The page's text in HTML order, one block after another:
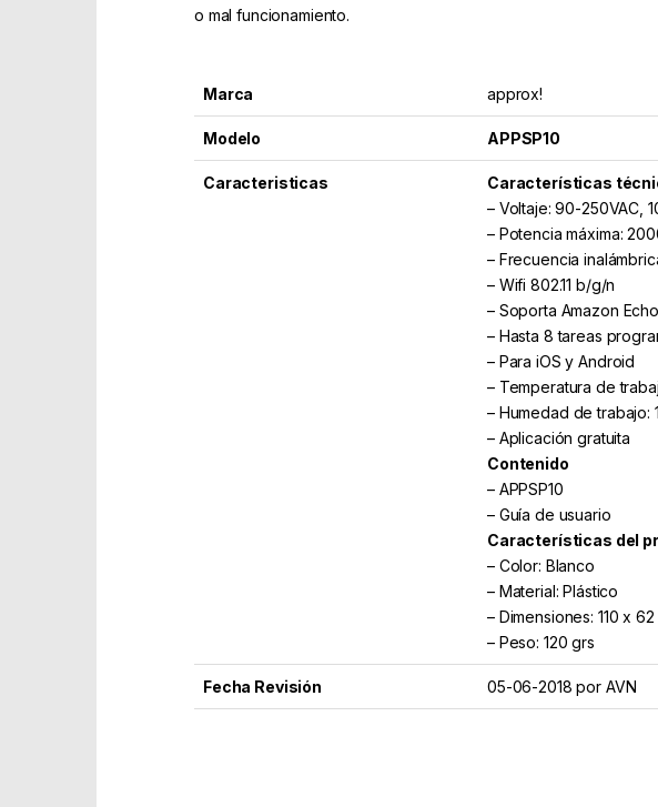
o mal funcionamiento.
Marca approx!
Modelo APPSP10
Caracteristicas
Características
– Voltaje: 90-250VAC,
– Potencia máxima:
– Frecuencia
– Wifi 802.11 b/g/n
– Soporta Amazon
– Hasta 8 tareas
– Para iOS y Android
– Temperatura de
– Humedad de trabajo:
– Aplicación gratuita
Contenido
– APPSP10
– Guía de usuario
Características del
– Color: Blanco
– Material: Plástico
– Dimensiones: 110 x
– Peso: 120 grs
Fecha Revisión 05-06-2018 por AVN